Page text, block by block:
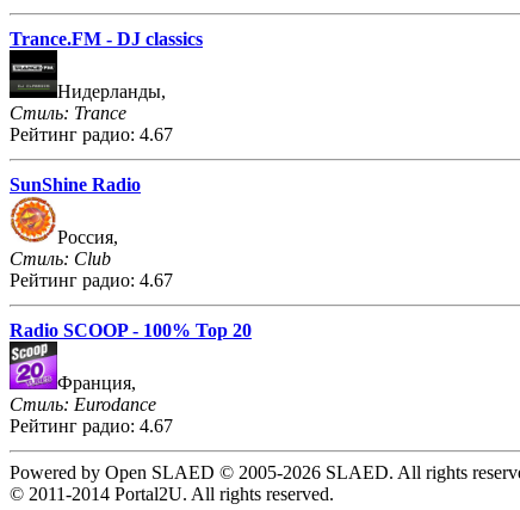
Trance.FM - DJ classics
Нидерланды,
Стиль: Trance
Рейтинг радио: 4.67
SunShine Radio
Россия,
Стиль: Club
Рейтинг радио: 4.67
Radio SCOOP - 100% Top 20
Франция,
Стиль: Eurodance
Рейтинг радио: 4.67
Powered by Open SLAED © 2005-2026 SLAED. All rights
© 2011-2014 Portal2U. All rights reserved.